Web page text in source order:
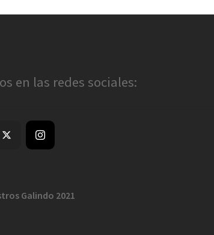
en las redes sociales:
Galindo 2021